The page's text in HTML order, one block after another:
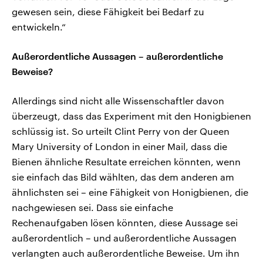
gewesen sein, diese Fähigkeit bei Bedarf zu
entwickeln.“
Außerordentliche Aussagen – außerordentliche
Beweise?
Allerdings sind nicht alle Wissenschaftler davon
überzeugt, dass das Experiment mit den Honigbienen
schlüssig ist. So urteilt Clint Perry von der Queen
Mary University of London in einer Mail, dass die
Bienen ähnliche Resultate erreichen könnten, wenn
sie einfach das Bild wählten, das dem anderen am
ähnlichsten sei – eine Fähigkeit von Honigbienen, die
nachgewiesen sei. Dass sie einfache
Rechenaufgaben lösen könnten, diese Aussage sei
außerordentlich – und außerordentliche Aussagen
verlangten auch außerordentliche Beweise. Um ihn